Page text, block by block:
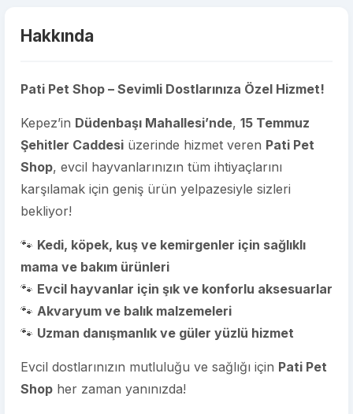
Hakkında
Pati Pet Shop – Sevimli Dostlarınıza Özel Hizmet!
Kepez’in Düdenbaşı Mahallesi’nde, 15 Temmuz
Şehitler Caddesi üzerinde hizmet veren Pati Pet
Shop, evcil hayvanlarınızın tüm ihtiyaçlarını
karşılamak için geniş ürün yelpazesiyle sizleri
bekliyor!
🐾 Kedi, köpek, kuş ve kemirgenler için sağlıklı
mama ve bakım ürünleri
🐾 Evcil hayvanlar için şık ve konforlu aksesuarlar
🐾 Akvaryum ve balık malzemeleri
🐾 Uzman danışmanlık ve güler yüzlü hizmet
Evcil dostlarınızın mutluluğu ve sağlığı için Pati Pet
Shop her zaman yanınızda!